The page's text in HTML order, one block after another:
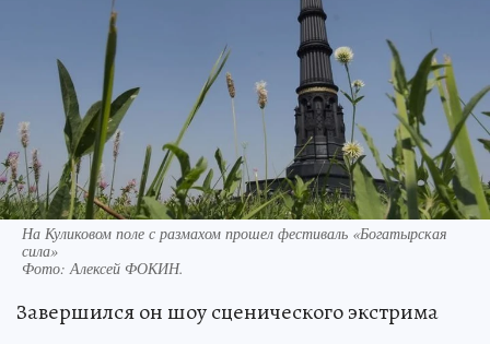
На Куликовом поле с размахом прошел фестиваль «Богатырская
сила»
Фото:Алексей ФОКИН.
Завершился он шоу сценического экстрима